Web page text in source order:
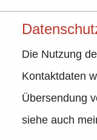
Die Nutzung
Kontaktdaten
Übersendung
siehe auch